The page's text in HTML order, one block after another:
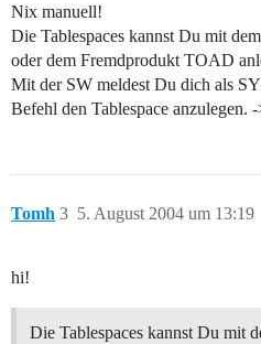
Nix manuell!
Die Tablespaces kannst Du mit
oder dem Fremdprodukt TOAD
Mit der SW meldest Du dich als
Befehl den Tablespace anzulegen.
Tomh 5. August 2004 um 13:19
3
hi!
Die Tablespaces kannst Du mit